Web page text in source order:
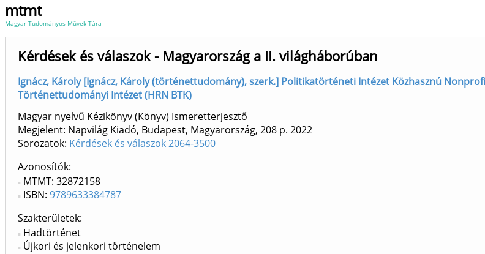
mtmt
Magyar Tudományos Művek Tára
Kérdések és válaszok - Magyarország a II. világháborúban
Ignácz, Károly [Ignácz, Károly (történettudomány), szerk.] Politikatörténeti Intézet Közhasznú
Történettudományi Intézet (HRN BTK)
Magyar nyelvű Kézikönyv (Könyv) Ismeretterjesztő
Megjelent: Napvilág Kiadó, Budapest, Magyarország, 208 p. 2022
Sorozatok: Kérdések és válaszok 2064-3500
Azonosítók
MTMT: 32872158
ISBN: 9789633384787
Szakterületek:
Hadtörténet
Újkori és jelenkori történelem